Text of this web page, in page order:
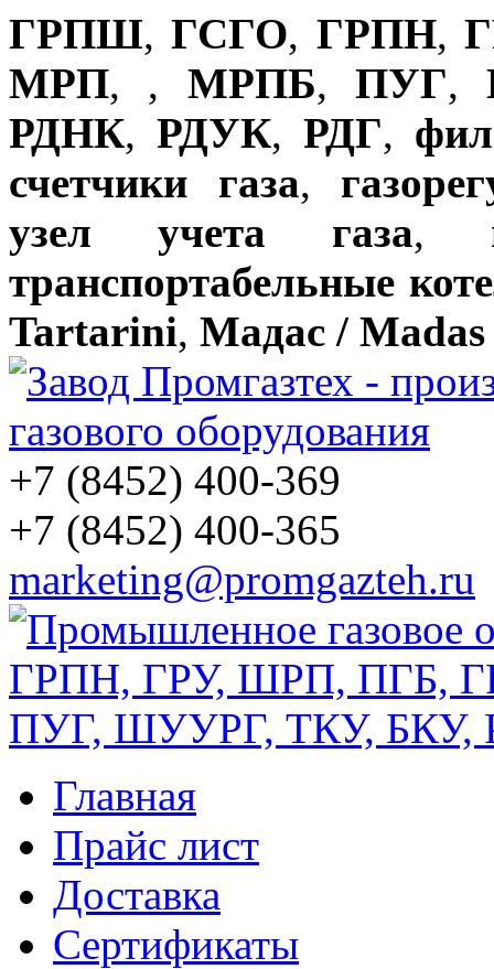
ГРПШ,ГСГО, ГРПН,
МРП, , МРПБ, ПУГ,
РДНК, РДУК, РДГ,
счетчики газа,
узел учета газа,
транспортабельные
Tartarini, Мадас / Madas
+7 (8452) 400-369
+7 (8452) 400-365
marketing@promgazteh.ru
Главная
Прайс лист
Доставка
Сертификаты